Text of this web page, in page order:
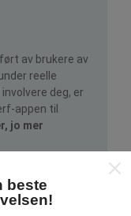
av brukere av
reelle
deg, er
appen til
jo mer
beste